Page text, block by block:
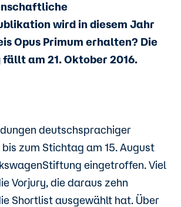
wird in diesem Jahr
Opus Primum erhalten? Die
fällt am 21. Oktober 2016.
deutschsprachiger
zum Stichtag am 15. August
eingetroffen. Viel
Vorjury, die daraus zehn
Shortlist ausgewählt hat. Über